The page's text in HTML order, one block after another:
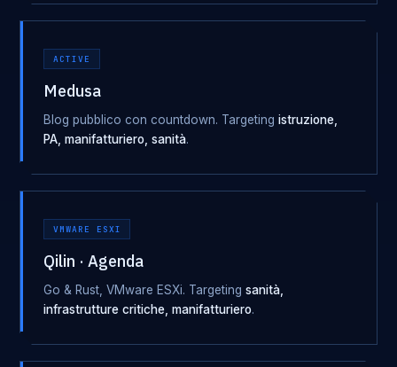
ACTIVE
Medusa
Blog pubblico con countdown. Targeting istruzione,
PA, manifatturiero, sanità.
VMWARE ESXI
Qilin · Agenda
Go & Rust, VMware ESXi. Targeting sanità,
infrastrutture critiche, manifatturiero.